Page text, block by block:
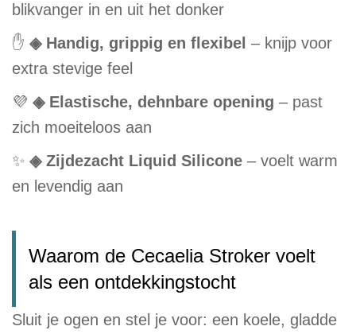
blikvanger in en uit het donker
✋ ◈ Handig, grippig en flexibel – knijp voor
extra stevige feel
💜 ◈ Elastische, dehnbare opening – past
zich moeiteloos aan
✨ ◈ Zijdezacht Liquid Silicone – voelt warm
en levendig aan
Waarom de Cecaelia Stroker voelt
als een ontdekkingstocht
Sluit je ogen en stel je voor: een koele, gladde